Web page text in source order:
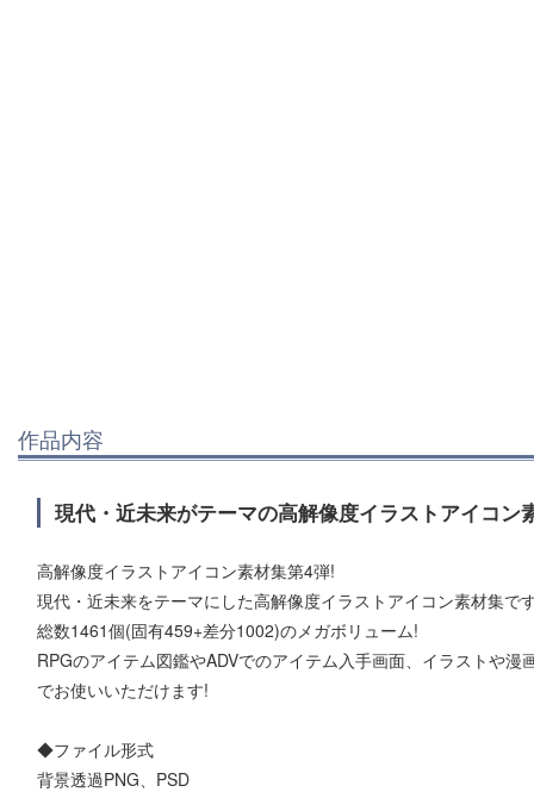
作品内容
現代・近未来がテーマの高解像度イラストアイコン
高解像度イラストアイコン素材集第4弾!
現代・近未来をテーマにした高解像度イラストアイコン素材集で
総数1461個(固有459+差分1002)のメガボリューム!
RPGのアイテム図鑑やADVでのアイテム入手画面、イラストや
でお使いいただけます!
◆ファイル形式
背景透過PNG、PSD